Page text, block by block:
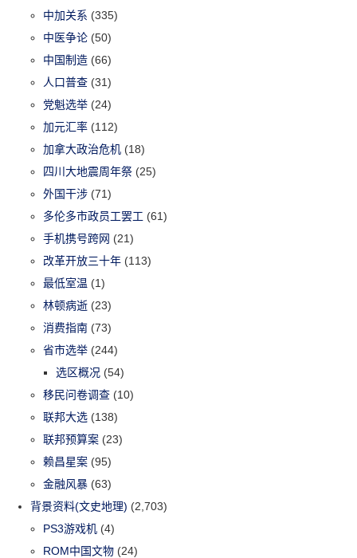
中加关系 (335)
中医争论 (50)
中国制造 (66)
人口普查 (31)
党魁选举 (24)
加元汇率 (112)
加拿大政治危机 (18)
四川大地震周年祭 (25)
外国干涉 (71)
多伦多市政员工罢工 (61)
手机携号跨网 (21)
改革开放三十年 (113)
最低室温 (1)
林顿病逝 (23)
消费指南 (73)
省市选举 (244)
选区概况 (54)
移民问卷调查 (10)
联邦大选 (138)
联邦预算案 (23)
赖昌星案 (95)
金融风暴 (63)
背景资料(文史地理) (2,703)
PS3游戏机 (4)
ROM中国文物 (24)